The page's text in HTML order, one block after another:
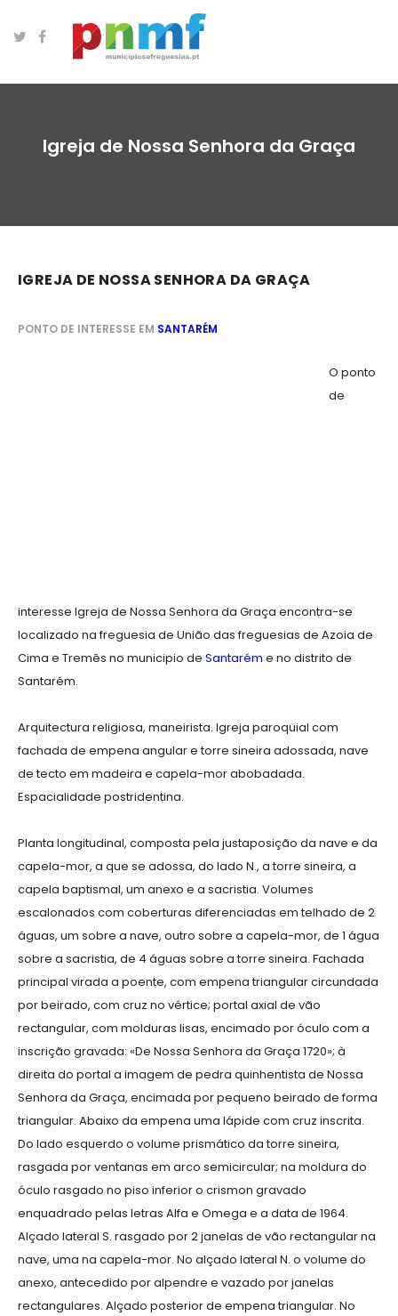
Igreja de Nossa Senhora da Graça
IGREJA DE NOSSA SENHORA DA GRAÇA
PONTO DE INTERESSE EM SANTARÉM
O ponto
de
interesse Igreja de Nossa Senhora da Graça encontra-se
localizado na freguesia de União das freguesias de Azoia de
Cima e Tremês no municipio de Santarém e no distrito de
Santarém.
Arquitectura religiosa, maneirista. Igreja paroquial com
fachada de empena angular e torre sineira adossada, nave
de tecto em madeira e capela-mor abobadada.
Espacialidade postridentina.
Planta longitudinal, composta pela justaposição da nave e da
capela-mor, a que se adossa, do lado N., a torre sineira, a
capela baptismal, um anexo e a sacristia. Volumes
escalonados com coberturas diferenciadas em telhado de 2
águas, um sobre a nave, outro sobre a capela-mor, de 1 água
sobre a sacristia, de 4 águas sobre a torre sineira. Fachada
principal virada a poente, com empena triangular circundada
por beirado, com cruz no vértice; portal axial de vão
rectangular, com molduras lisas, encimado por óculo com a
inscrição gravada: «De Nossa Senhora da Graça 1720»; à
direita do portal a imagem de pedra quinhentista de Nossa
Senhora da Graça, encimada por pequeno beirado de forma
triangular. Abaixo da empena uma lápide com cruz inscrita.
Do lado esquerdo o volume prismático da torre sineira,
rasgada por ventanas em arco semicircular; na moldura do
óculo rasgado no piso inferior o crismon gravado
enquadrado pelas letras Alfa e Omega e a data de 1964.
Alçado lateral S. rasgado por 2 janelas de vão rectangular na
nave, uma na capela-mor. No alçado lateral N. o volume do
anexo, antecedido por alpendre e vazado por janelas
rectangulares. Alçado posterior de empena triangular. No